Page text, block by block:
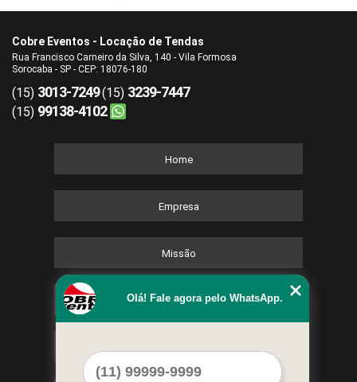
Cobre Eventos - Locação de Tendas
Rua Francisco Carneiro da Silva, 140 - Vila Formosa
Sorocaba - SP - CEP: 18076-180
(15) 3013-7249(15) 3239-7447
(15) 99138-4102
Home
Empresa
Missão
Serviços
Olá! Fale agora pelo WhatsApp.